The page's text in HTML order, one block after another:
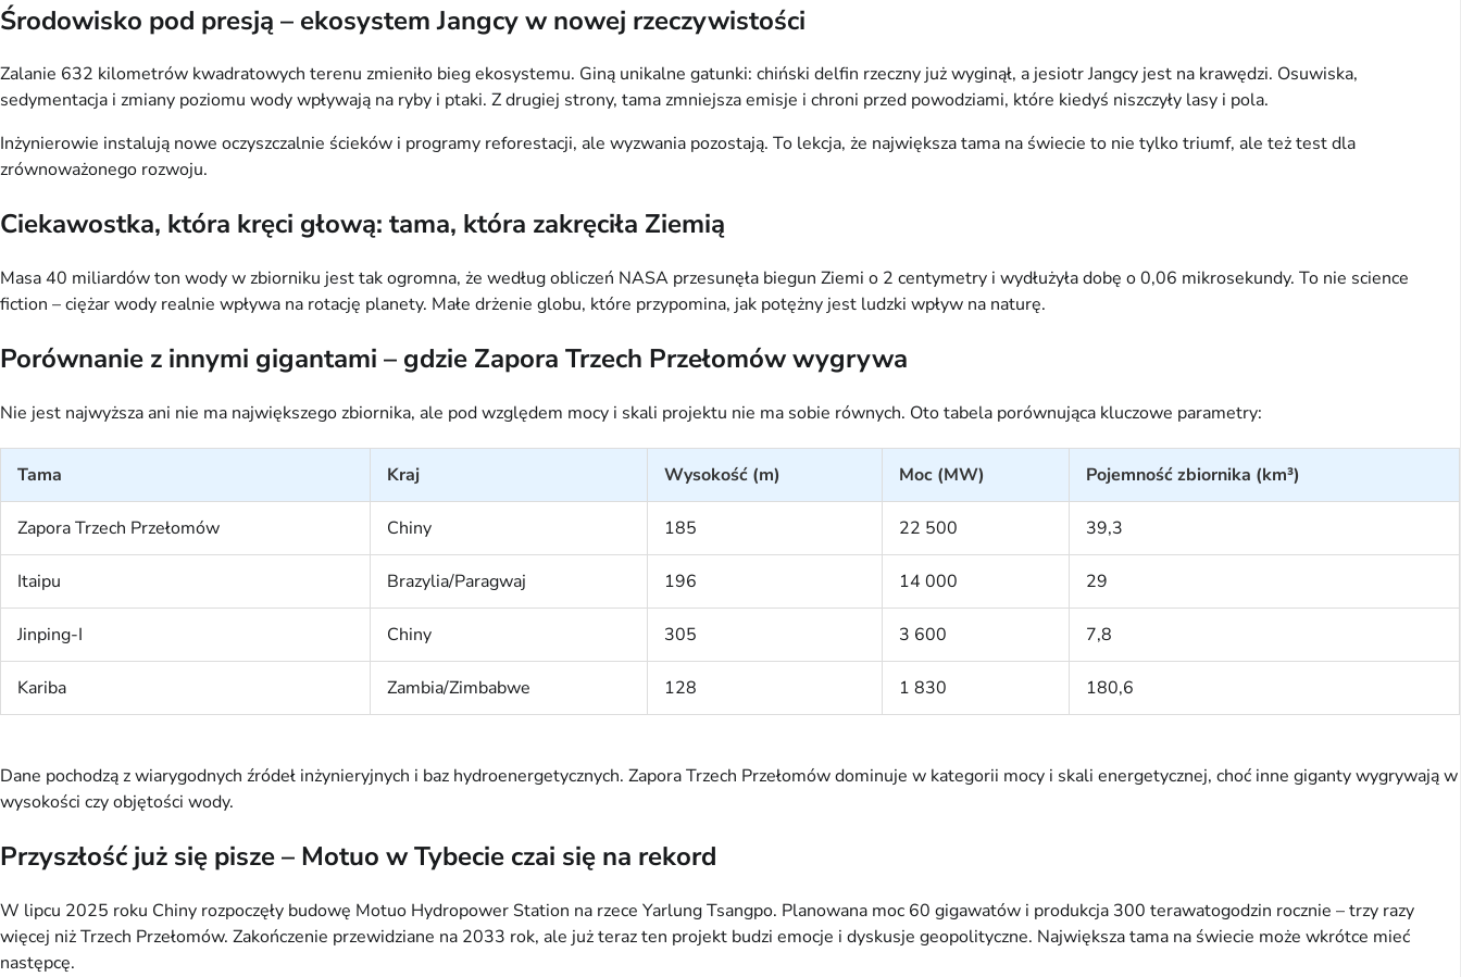
Środowisko pod presją – ekosystem Jangcy w nowej rzeczywistości
Zalanie 632 kilometrów kwadratowych terenu zmieniło bieg ekosystemu. Giną unikalne gatunki: chiński delfin rzeczny już wyginął, a jesiotr Jangcy jest na krawędzi. Osuwiska,
sedymentacja i zmiany poziomu wody wpływają na ryby i ptaki. Z drugiej strony, tama zmniejsza emisje i chroni przed powodziami, które kiedyś niszczyły lasy i pola.
Inżynierowie instalują nowe oczyszczalnie ścieków i programy reforestacji, ale wyzwania pozostają. To lekcja, że największa tama na świecie to nie tylko triumf, ale też test dla
zrównoważonego rozwoju.
Ciekawostka, która kręci głową: tama, która zakręciła Ziemią
Masa 40 miliardów ton wody w zbiorniku jest tak ogromna, że według obliczeń NASA przesunęła biegun Ziemi o 2 centymetry i wydłużyła dobę o 0,06 mikrosekundy. To nie science
fiction – ciężar wody realnie wpływa na rotację planety. Małe drżenie globu, które przypomina, jak potężny jest ludzki wpływ na naturę.
Porównanie z innymi gigantami – gdzie Zapora Trzech Przełomów wygrywa
Nie jest najwyższa ani nie ma największego zbiornika, ale pod względem mocy i skali projektu nie ma sobie równych. Oto tabela porównująca kluczowe parametry:
Tama Kraj Wysokość (m) Moc (MW) Pojemność zbiornika (km³)
Zapora Trzech Przełomów Chiny 185 22 500 39,3
Itaipu Brazylia/Paragwaj 196 14 000 29
Jinping-I Chiny 305 3 600 7,8
Kariba Zambia/Zimbabwe 128 1 830 180,6
Dane pochodzą z wiarygodnych źródeł inżynieryjnych i baz hydroenergetycznych. Zapora Trzech Przełomów dominuje w kategorii mocy i skali energetycznej, choć inne giganty wygrywają w
wysokości czy objętości wody.
Przyszłość już się pisze – Motuo w Tybecie czai się na rekord
W lipcu 2025 roku Chiny rozpoczęły budowę Motuo Hydropower Station na rzece Yarlung Tsangpo. Planowana moc 60 gigawatów i produkcja 300 terawatogodzin rocznie – trzy razy
więcej niż Trzech Przełomów. Zakończenie przewidziane na 2033 rok, ale już teraz ten projekt budzi emocje i dyskusje geopolityczne. Największa tama na świecie może wkrótce mieć
następcę.